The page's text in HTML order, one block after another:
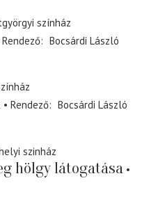
színház
Rendező
Bocsárdi László
Rendező
Bocsárdi László
szinház
hölgy látogatása